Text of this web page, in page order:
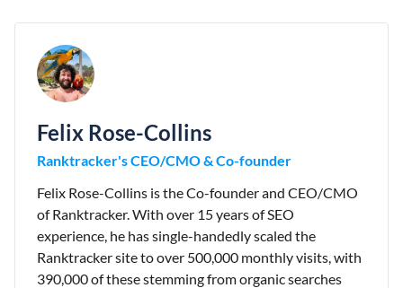
Felix Rose-Collins
Ranktracker's CEO/CMO & Co-founder
Felix Rose-Collins is the Co-founder and CEO/CMO
of Ranktracker. With over 15 years of SEO
experience, he has single-handedly scaled the
Ranktracker site to over 500,000 monthly visits, with
390,000 of these stemming from organic searches